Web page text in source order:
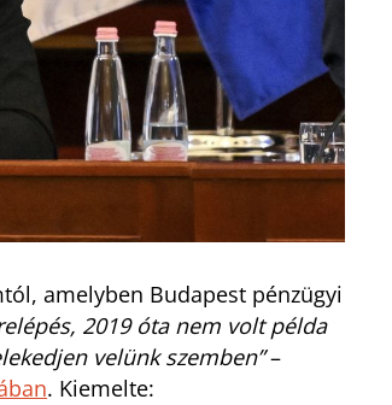
amelyben Budapest pénzügyi
2019 óta nem volt példa
velünk szemben”–
. Kiemelte: